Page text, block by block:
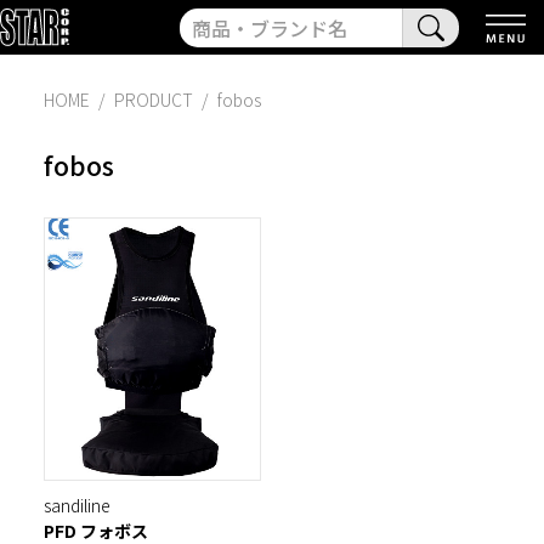
HOME PRODUCT fobos
fobos
sandiline
PFD フォボス